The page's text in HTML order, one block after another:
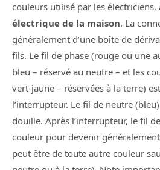
couleurs utilisé par les électriciens,
électrique de la maison. La
généralement d’une boîte de
fils. Le fil de phase (rouge ou une
bleu – réservé au neutre – et les
vert-jaune – réservées à la terre)
l’interrupteur. Le fil de neutre
douille. Après l’interrupteur, le fil
couleur pour devenir
peut être de toute autre couleur